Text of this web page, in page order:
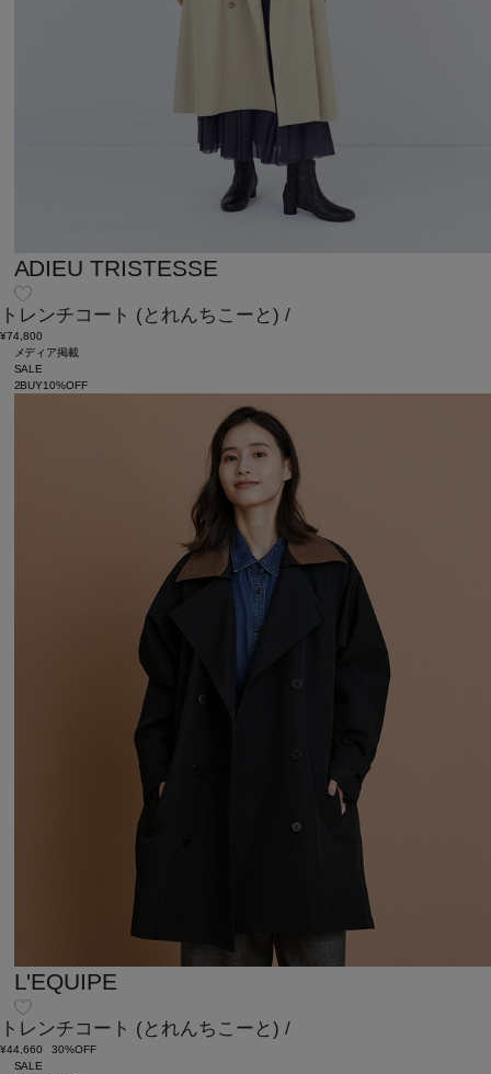
ADIEU TRISTESSE
トレンチコート (とれんちこーと) /
¥74,800
メディア掲載
SALE
2BUY10%OFF
L'EQUIPE
トレンチコート (とれんちこーと) /
¥44,660
30%OFF
SALE